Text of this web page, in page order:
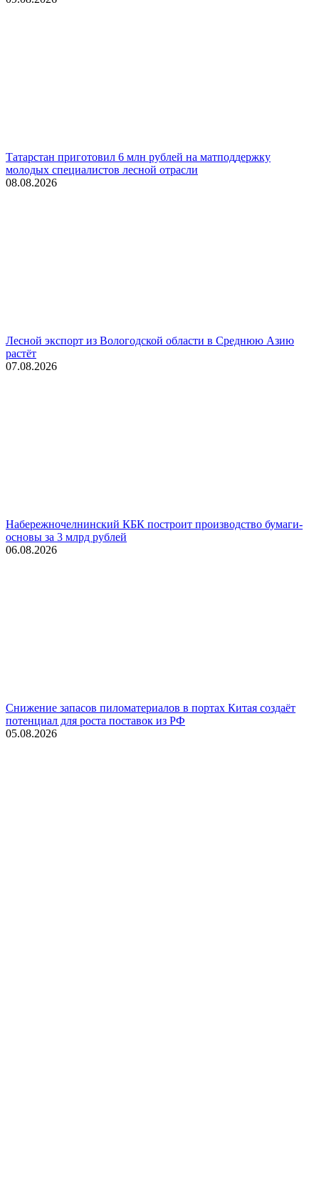
Татарстан приготовил 6 млн рублей на матподдержку
молодых специалистов лесной отрасли
08.08.2026
Лесной экспорт из Вологодской области в Среднюю Азию
растёт
07.08.2026
Набережночелнинский КБК построит производство бумаги-
основы за 3 млрд рублей
06.08.2026
Снижение запасов пиломатериалов в портах Китая создаёт
потенциал для роста поставок из РФ
05.08.2026